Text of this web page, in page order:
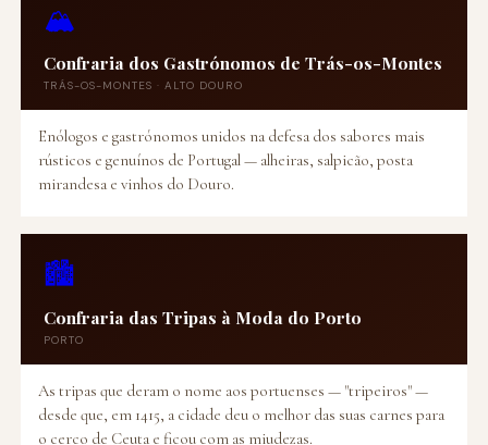
🏔️
Confraria dos Gastrónomos de Trás-os-Montes
TRÁS-OS-MONTES · ALTO DOURO
Enólogos e gastrónomos unidos na defesa dos sabores mais
rústicos e genuínos de Portugal — alheiras, salpicão, posta
mirandesa e vinhos do Douro.
🏙️
Confraria das Tripas à Moda do Porto
PORTO
As tripas que deram o nome aos portuenses — "tripeiros" —
desde que, em 1415, a cidade deu o melhor das suas carnes para
o cerco de Ceuta e ficou com as miudezas.